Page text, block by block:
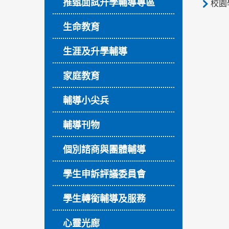
推甄面試升學輔導專區
生命教育
生涯及升學輔導
家庭教育
輔導小尖兵
輔導刊物
個別諮商與團體輔導
學生申訴評議委員會
學生轉銜輔導及服務
心靈光廊
校園